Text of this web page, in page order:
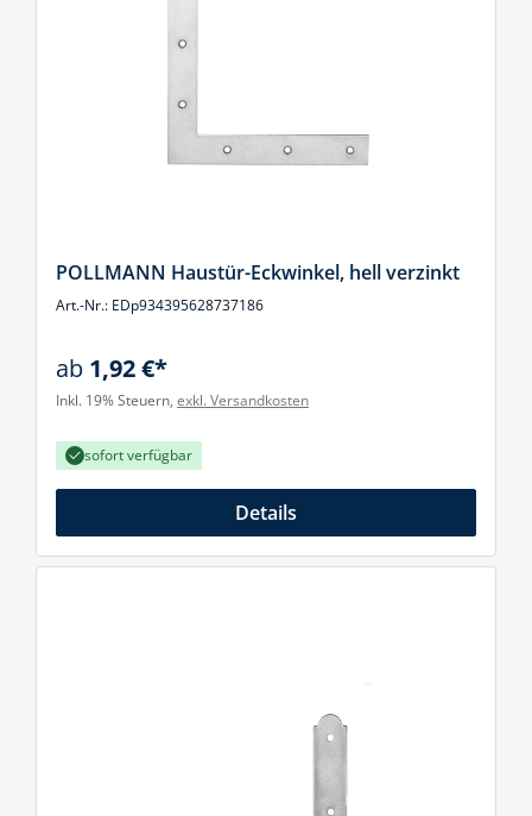
POLLMANN Haustür-Eckwinkel, hell verzinkt
Art.-Nr.: EDp934395628737186
ab 1,92 €*
Inkl. 19% Steuern, exkl. Versandkosten
sofort verfügbar
Details